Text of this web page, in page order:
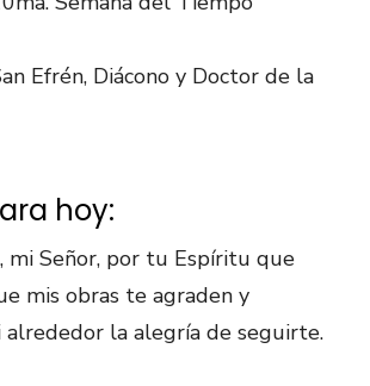
Efrén, Diácono y Doctor de la
hoy:
mi Señor, por tu Espíritu que
mis obras te agraden y
alrededor la alegría de seguirte.